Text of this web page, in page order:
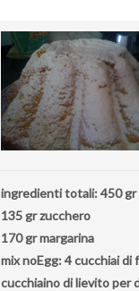
ingredienti totali: 450 gr
135 gr zucchero
170 gr margarina
mix noEgg: 4 cucchiai di
cucchiaino di lievito per